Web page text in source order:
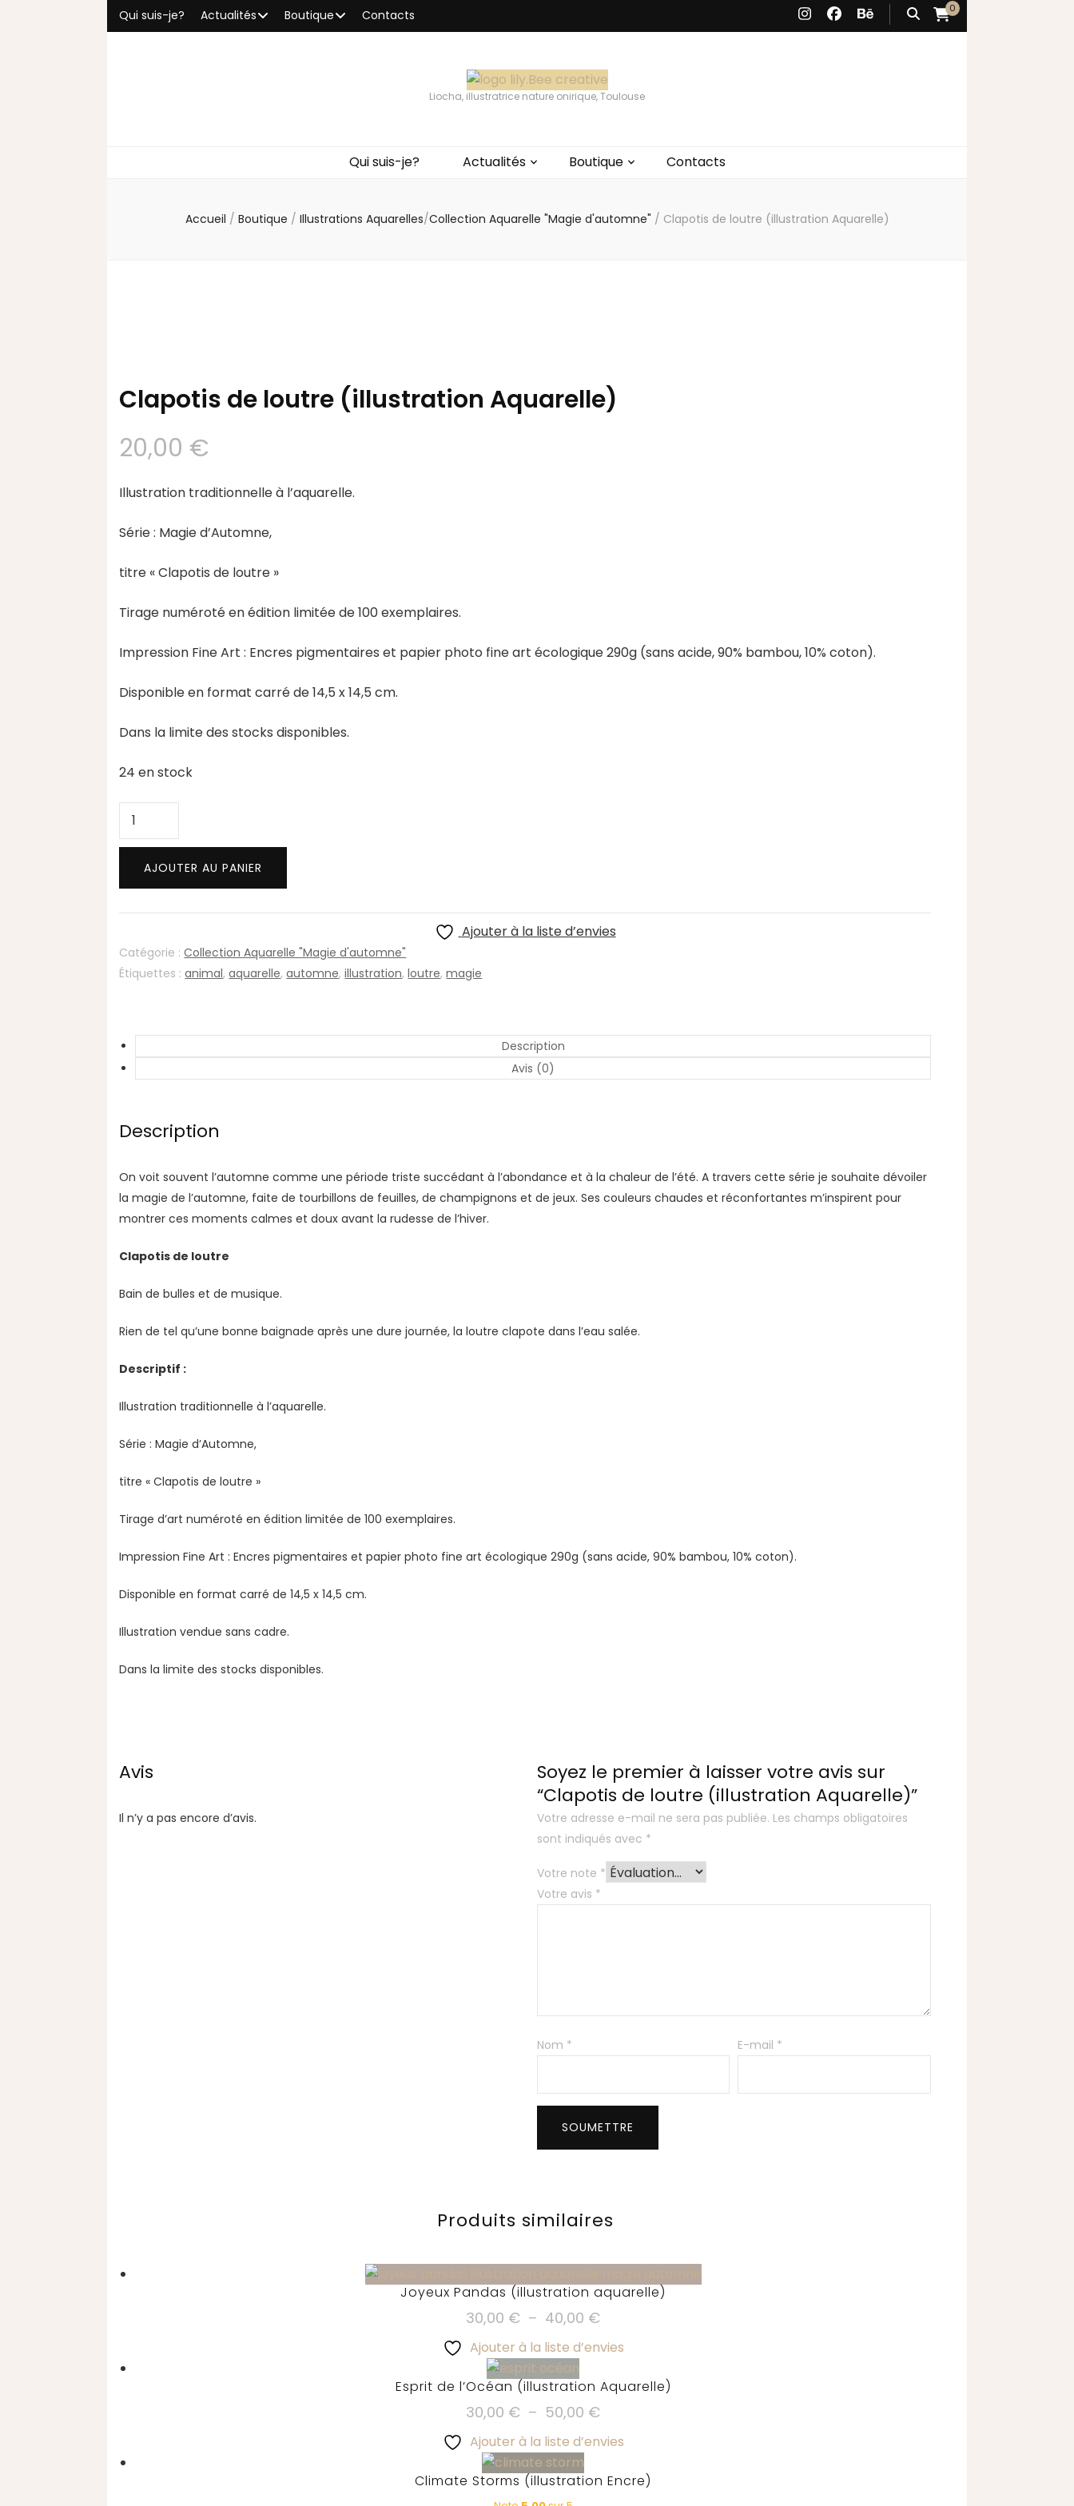
Qui suis-je? Actualités Boutique Contacts 0
Liocha, illustratrice nature onirique, Toulouse
Qui suis-je? Actualités Boutique Contacts
Accueil / Boutique / Illustrations Aquarelles/Collection Aquarelle "Magie d'automne" / Clapotis de loutre (illustration Aquarelle)
Clapotis de loutre (illustration Aquarelle)
20,00 €
Illustration traditionnelle à l’aquarelle.
Série : Magie d’Automne,
titre « Clapotis de loutre »
Tirage numéroté en édition limitée de 100 exemplaires.
Impression Fine Art : Encres pigmentaires et papier photo fine art écologique 290g (sans acide, 90% bambou, 10% coton).
Disponible en format carré de 14,5 x 14,5 cm.
Dans la limite des stocks disponibles.
24 en stock
quantité
Clapotis
loutre
(illustration
AJOUTER AU PANIER
Ajouter à la liste d’envies
Catégorie :Collection Aquarelle "Magie d'automne"
Étiquettes :animal,aquarelle,automne,illustration,loutre,magie
Description
Avis (0)
Description
On voit souvent l’automne comme une période triste succédant à l’abondance et à la chaleur de l’été. A travers cette série je souhaite dévoiler
la magie de l’automne, faite de tourbillons de feuilles, de champignons et de jeux. Ses couleurs chaudes et réconfortantes m’inspirent pour
montrer ces moments calmes et doux avant la rudesse de l’hiver.
Clapotis de loutre
Bain de bulles et de musique.
Rien de tel qu’une bonne baignade après une dure journée, la loutre clapote dans l’eau salée.
Descriptif :
Illustration traditionnelle à l’aquarelle.
Série : Magie d’Automne,
titre « Clapotis de loutre »
Tirage d’art numéroté en édition limitée de 100 exemplaires.
Impression Fine Art : Encres pigmentaires et papier photo fine art écologique 290g (sans acide, 90% bambou, 10% coton).
Disponible en format carré de 14,5 x 14,5 cm.
Illustration vendue sans cadre.
Dans la limite des stocks disponibles.
Avis
Il n’y a pas encore d’avis.
Soyez le premier à laisser votre avis sur
“Clapotis de loutre (illustration Aquarelle)”
Votre adresse e-mail ne sera pas publiée. Les champs obligatoires
sont indiqués avec *
Votre note *
Votre avis *
Nom * E-mail *
Produits similaires
Joyeux Pandas (illustration aquarelle)
30,00 € – 40,00 €Plage
de
30,00 €
Ce
a
plusieurs
variations.
options
être
Ajouter à la liste d’envies
Esprit de l’Océan (illustration Aquarelle)
30,00 € – 50,00 €Plage
de
30,00 €
Ce
a
plusieurs
variations.
Ajouter à la liste d’envies
Climate Storms (illustration Encre)